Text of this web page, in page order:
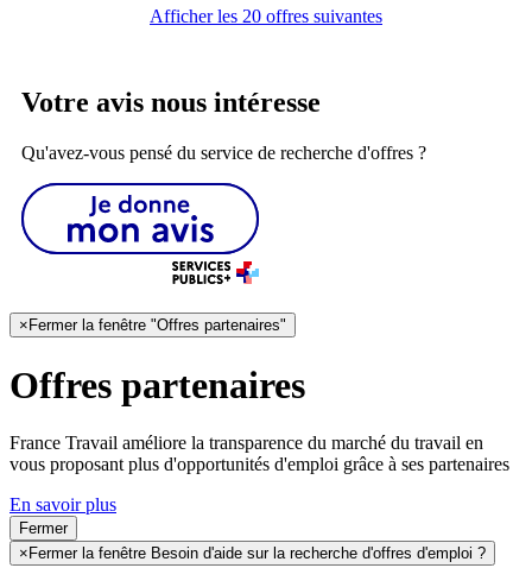
Afficher les 20 offres suivantes
Votre avis nous intéresse
Qu'avez-vous pensé du service de recherche d'offres ?
× Fermer la fenêtre "Offres partenaires"
Offres partenaires
France Travail améliore la transparence du marché du travail en
vous proposant plus d'opportunités d'emploi grâce à ses partenaires
En savoir plus
Fermer
× Fermer la fenêtre Besoin d'aide sur la recherche d'offres d'emploi ?